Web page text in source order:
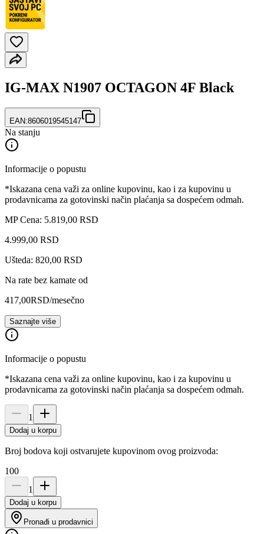
IG-MAX N1907 OCTAGON 4F Black
EAN:8606019545147
Na stanju
Informacije o popustu
*Iskazana cena važi za online kupovinu, kao i za kupovinu u
prodavnicama za gotovinski način plaćanja sa dospećem odmah.
MP Cena: 5.819,00 RSD
4.999,00 RSD
Ušteda: 820,00 RSD
Na rate bez kamate od
417,00RSD/mesečno
Saznajte više
Informacije o popustu
*Iskazana cena važi za online kupovinu, kao i za kupovinu u
prodavnicama za gotovinski način plaćanja sa dospećem odmah.
1
Dodaj u korpu
Broj bodova koji ostvarujete kupovinom ovog proizvoda:
100
1
Dodaj u korpu
Pronađi u prodavnici